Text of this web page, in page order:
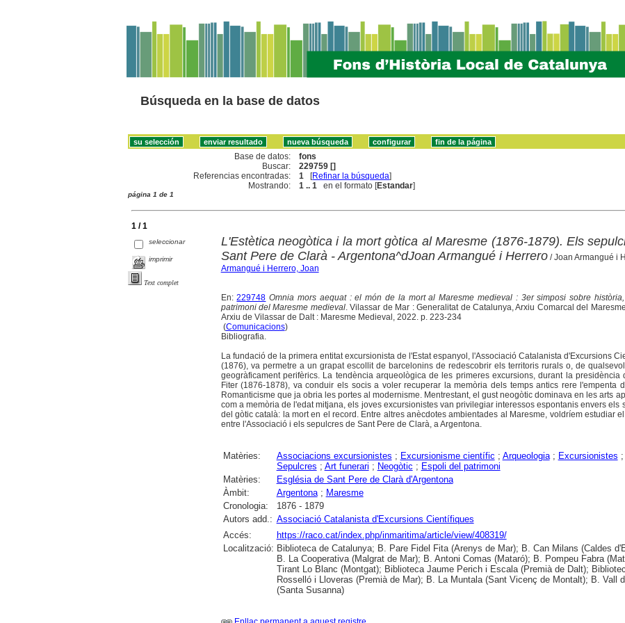
Búsqueda en la base de datos
Base de datos:
fons
Buscar:
229759 []
Referencias encontradas:
1 [Refinar la búsqueda]
Mostrando:
1 .. 1 en el formato [Estandar]
página 1 de 1
1 / 1
seleccionar
imprimir
Text complet
L'Estètica neogòtica i la mort gòtica al Maresme (1876-1879). Els
Sant Pere de Clarà - Argentona^dJoan Armangué i Herrero/ Joan Armangué i
Armangué i Herrero, Joan
En:229748 Omnia mors aequat : el món de la mort al Maresme medieval : 3er simposi sobre
patrimoni del Maresme medieval. Vilassar de Mar : Generalitat de Catalunya, Arxiu Comarcal del
Arxiu de Vilassar de Dalt : Maresme Medieval, 2022. p. 223-234
(Comunicacions)
Bibliografia.
La fundació de la primera entitat excursionista de l'Estat espanyol, l'Associació Catalanista d'Excursions
(1876), va permetre a un grapat escollit de barcelonins de redescobrir els territoris rurals o, de
geogràficament perifèrics. La tendència arqueològica de les primeres excursions, durant la presidència
Fiter (1876-1878), va conduir els socis a voler recuperar la memòria dels temps antics rere l'empenta
Romanticisme que ja obria les portes al modernisme. Mentrestant, el gust neogòtic dominava en les arts
com a memòria de l'edat mitjana, els joves excursionistes van privilegiar interessos espontanis envers els
del gòtic català: la mort en el record. Entre altres anècdotes ambientades al Maresme, voldríem estudiar
entre l'Associació i els sepulcres de Sant Pere de Clarà, a Argentona.
Matèries: Associacions excursionistes ; Excursionisme científic ; Arqueologia; Excursionistes ;
Sepulcres ; Art funerari ; Neogòtic ; Espoli del patrimoni
Matèries:
Església de Sant Pere de Clarà d'Argentona
Àmbit:
Argentona; Maresme
Cronologia:
1876 - 1879
Autors add.: Associació Catalanista d'Excursions Científiques
Accés:
https://raco.cat/index.php/inmaritima/article/view/408319/
Localització: Biblioteca de Catalunya; B. Pare Fidel Fita (Arenys de Mar); B. Can Milans (Caldes
B. La Cooperativa (Malgrat de Mar); B. Antoni Comas (Mataró); B. Pompeu Fabra
Tirant Lo Blanc (Montgat); Biblioteca Jaume Perich i Escala (Premià de Dalt);
Rosselló i Lloveras (Premià de Mar); B. La Muntala (Sant Vicenç de Montalt); B. Vall
(Santa Susanna)